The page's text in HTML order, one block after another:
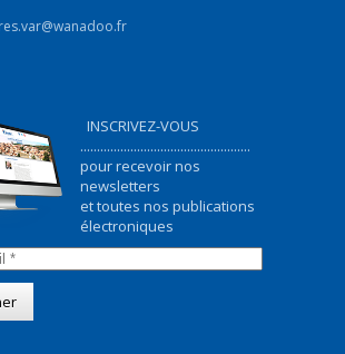
INSCRIVEZ-VOUS
...................................................
pour recevoir nos
newsletters
et toutes nos publications
électroniques